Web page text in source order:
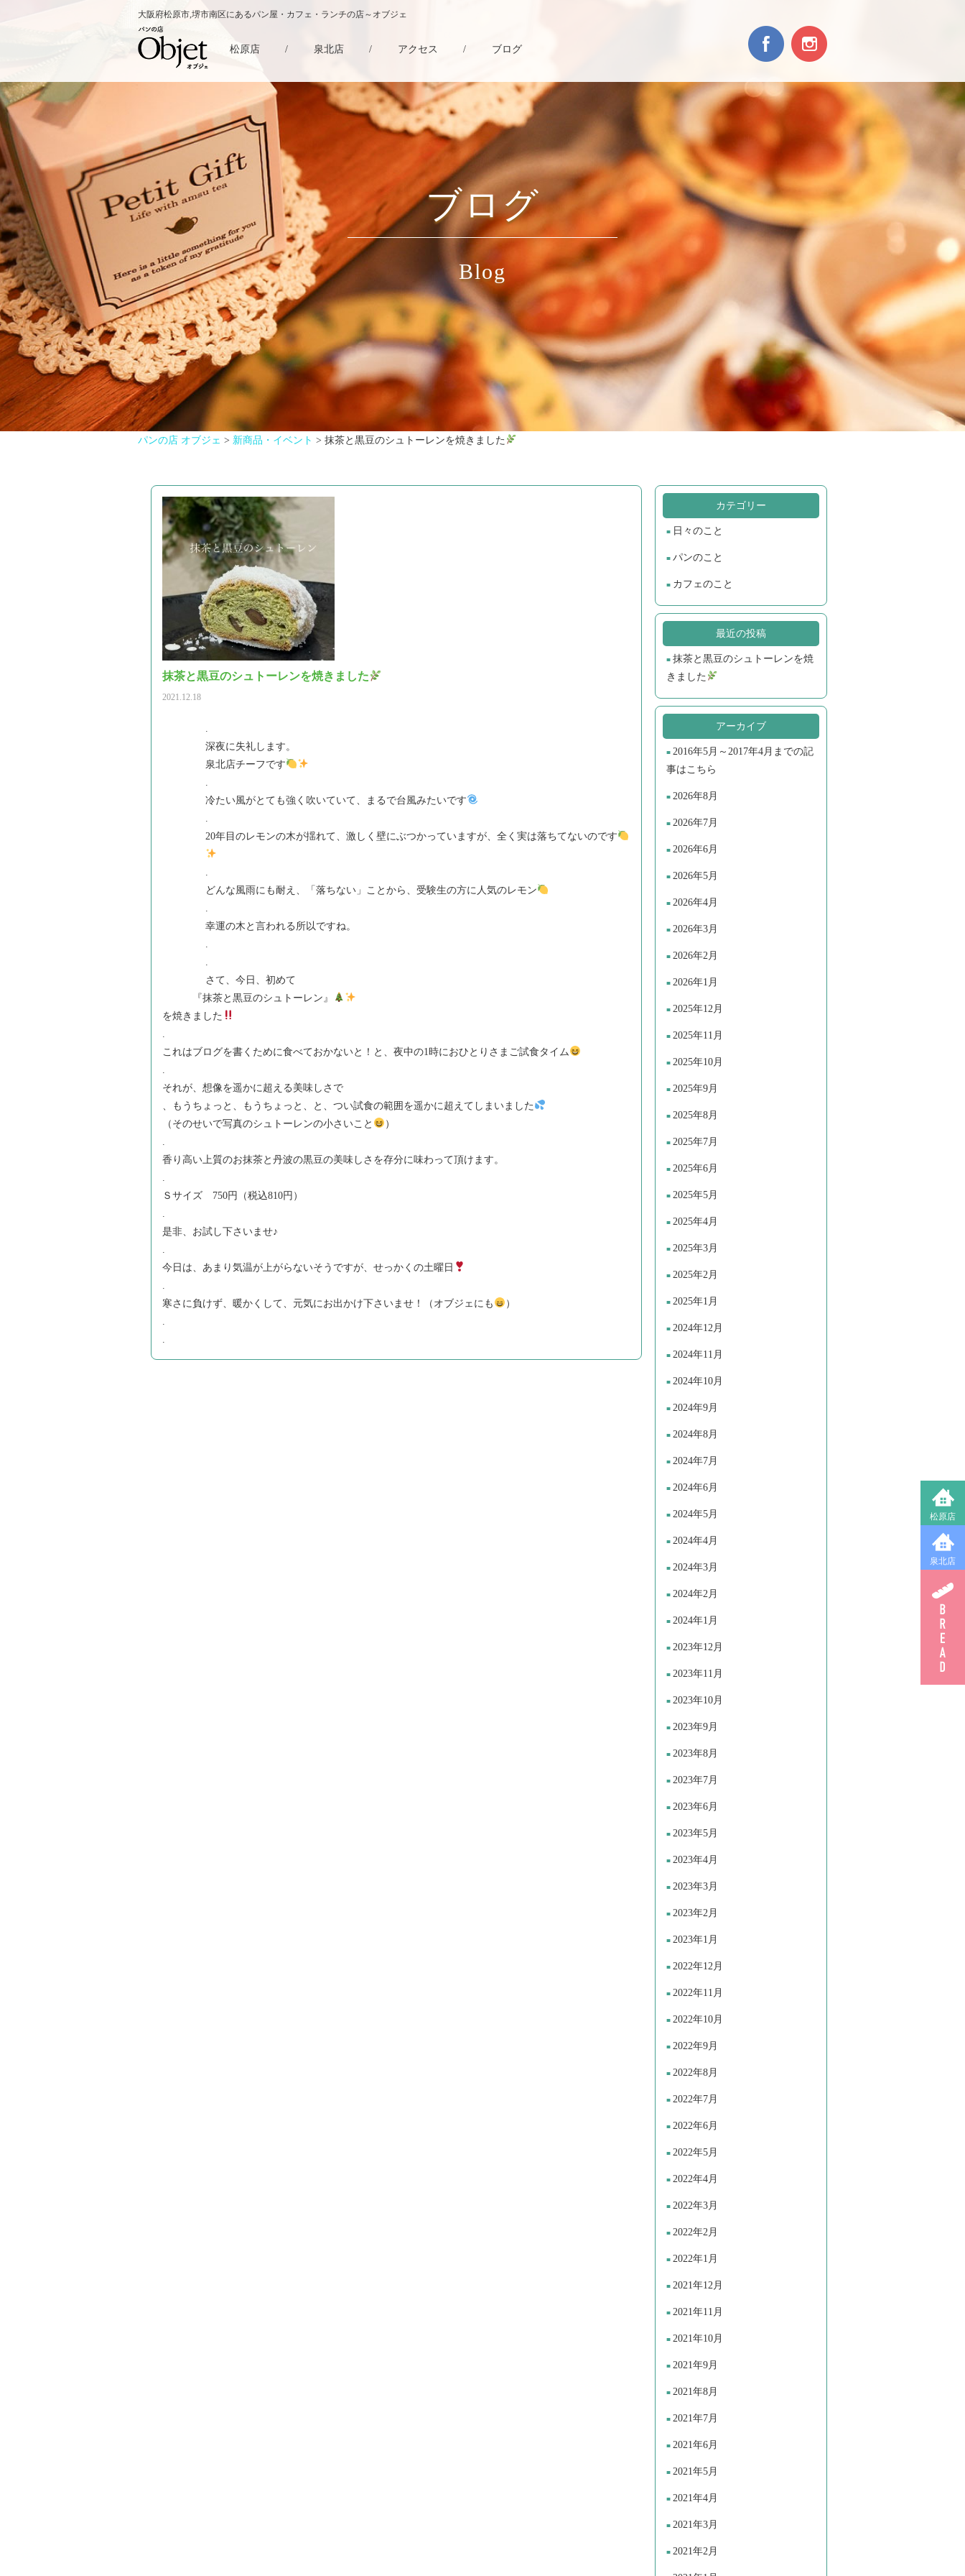
松原店
泉北店
大阪府松原市,堺市南区にあるパン屋・カフェ・ランチの店～オブジェ
松原店 / 泉北店 / アクセス / ブログ
ブログ
Blog
パンの店 オブジェ > 新商品・イベント > 抹茶と黒豆のシュトーレンを焼きました
抹茶と黒豆のシュトーレンを焼きました
2021.12.18
.
深夜に失礼します。
泉北店チーフです
.
冷たい風がとても強く吹いていて、まるで台風みたいです
.
20年目のレモンの木が揺れて、激しく壁にぶつかっていますが、全く実は落ちてないのです
.
どんな風雨にも耐え、「落ちない」ことから、受験生の方に人気のレモン
.
幸運の木と言われる所以ですね。
.
.
さて、今日、初めて
『抹茶と黒豆のシュトーレン』
を焼きました
.
これはブログを書くために食べておかないと！と、夜中の1時におひとりさまご試食タイム
.
それが、想像を遥かに超える美味しさで
、もうちょっと、もうちょっと、と、つい試食の範囲を遥かに超えてしまいました
（そのせいで写真のシュトーレンの小さいこと
）
.
香り高い上質のお抹茶と丹波の黒豆の美味しさを存分に味わって頂けます。
.
Ｓサイズ 750円（税込810円）
.
是非、お試し下さいませ♪
.
今日は、あまり気温が上がらないそうですが、せっかくの土曜日
.
寒さに負けず、暖かくして、元気にお出かけ下さいませ！（オブジェに も
）
.
.
カテゴリー
日々のこと
パンのこと
カフェのこと
最近の投稿
抹茶と黒豆のシュトーレンを焼
きました
アーカイブ
2016年5月～2017年4月までの記
事はこちら
2026年8月
2026年7月
2026年6月
2026年5月
2026年4月
2026年3月
2026年2月
2026年1月
2025年12月
2025年11月
2025年10月
2025年9月
2025年8月
2025年7月
2025年6月
2025年5月
2025年4月
2025年3月
2025年2月
2025年1月
2024年12月
2024年11月
2024年10月
2024年9月
2024年8月
2024年7月
2024年6月
2024年5月
2024年4月
2024年3月
2024年2月
2024年1月
2023年12月
2023年11月
2023年10月
2023年9月
2023年8月
2023年7月
2023年6月
2023年5月
2023年4月
2023年3月
2023年2月
2023年1月
2022年12月
2022年11月
2022年10月
2022年9月
2022年8月
2022年7月
2022年6月
2022年5月
2022年4月
2022年3月
2022年2月
2022年1月
2021年12月
2021年11月
2021年10月
2021年9月
2021年8月
2021年7月
2021年6月
2021年5月
2021年4月
2021年3月
2021年2月